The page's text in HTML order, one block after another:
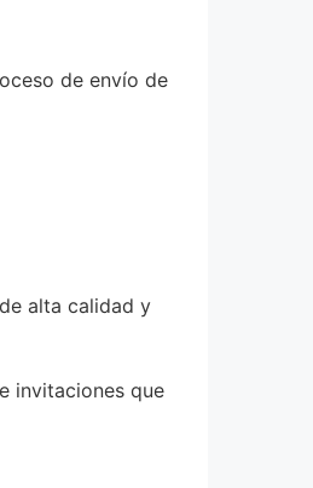
de envío de
alta calidad y
invitaciones que